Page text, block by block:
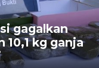
gagalkan
10,1 kg ganja